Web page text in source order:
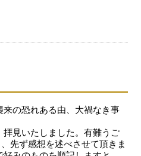
の恐れある由、大禍なき事
見いたしました。有難うご
先ず感想を述べさせて頂きま